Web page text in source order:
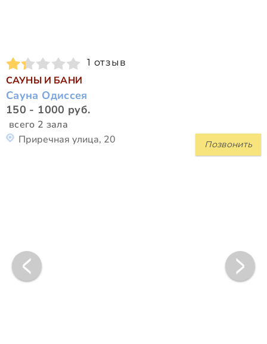
1 отзыв
САУНЫ И БАНИ
Сауна Одиссея
150 - 1000 руб.
всего 2 зала
Позвонить
Приречная улица, 20